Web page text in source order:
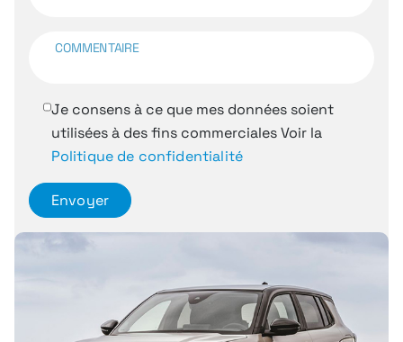
COMMENTAIRE
Je consens à ce que mes données soient
utilisées à des fins commercialesVoir la
Politique de confidentialité
Envoyer